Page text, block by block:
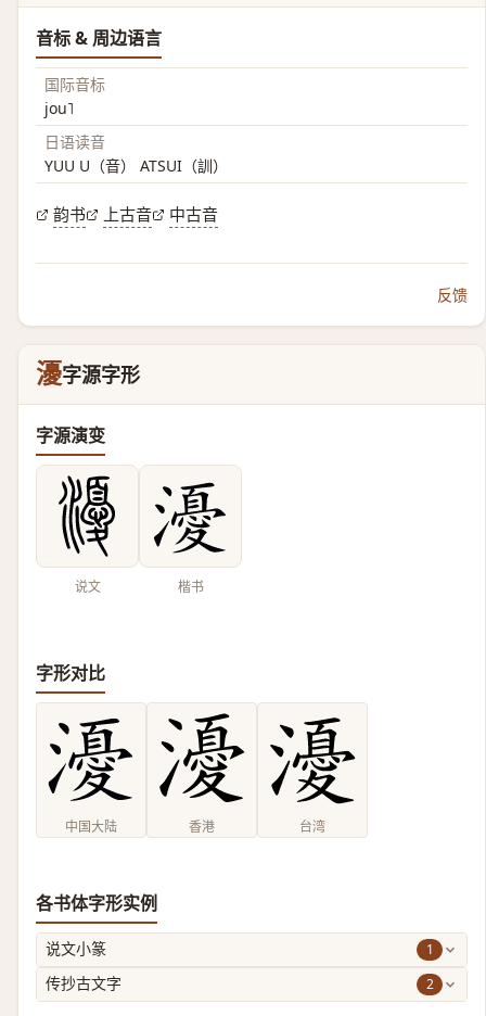
音标 & 周边语言
国际音标
jou˥
日语读音
YUU U（音） ATSUI（訓）
韵书 上古音 中古音
反馈
瀀字源字形
字源演变
说文 楷书
字形对比
中国大陆 香港 台湾
各书体字形实例
说文小篆 1
传抄古文字 2